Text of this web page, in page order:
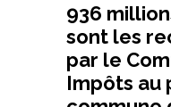
936
sont les
par le
Impôts au